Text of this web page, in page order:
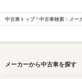
中古車トップ 中古車検索：メー
メーカーから中古車を探す